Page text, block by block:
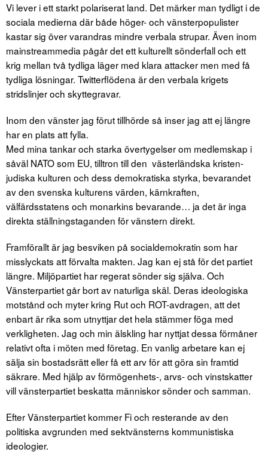
Vi lever i ett starkt polariserat land. Det märker man tydligt i de
sociala medierna där både höger- och vänsterpopulister
kastar sig över varandras mindre verbala strupar. Även inom
mainstreammedia pågår det ett kulturellt sönderfall och ett
krig mellan två tydliga läger med klara attacker men med få
tydliga lösningar. Twitterflödena är den verbala krigets
stridslinjer och skyttegravar.
Inom den vänster jag förut tillhörde så inser jag att ej längre
har en plats att fylla.
Med mina tankar och starka övertygelser om medlemskap i
såväl NATO som EU, tilltron till den västerländska kristen-
judiska kulturen och dess demokratiska styrka, bevarandet
av den svenska kulturens värden, kärnkraften,
välfärdsstatens och monarkins bevarande… ja det är inga
direkta ställningstaganden för vänstern direkt.
Framförallt är jag besviken på socialdemokratin som har
misslyckats att förvalta makten. Jag kan ej stå för det partiet
längre. Miljöpartiet har regerat sönder sig själva. Och
Vänsterpartiet går bort av naturliga skäl. Deras ideologiska
motstånd och myter kring Rut och ROT-avdragen, att det
enbart är rika som utnyttjar det hela stämmer föga med
verkligheten. Jag och min älskling har nyttjat dessa förmåner
relativt ofta i möten med företag. En vanlig arbetare kan ej
sälja sin bostadsrätt eller få ett arv för att göra sin framtid
säkrare. Med hjälp av förmögenhets-, arvs- och vinstskatter
vill vänsterpartiet beskatta människor sönder och samman.
Efter Vänsterpartiet kommer Fi och resterande av den
politiska avgrunden med sektvänsterns kommunistiska
ideologier.